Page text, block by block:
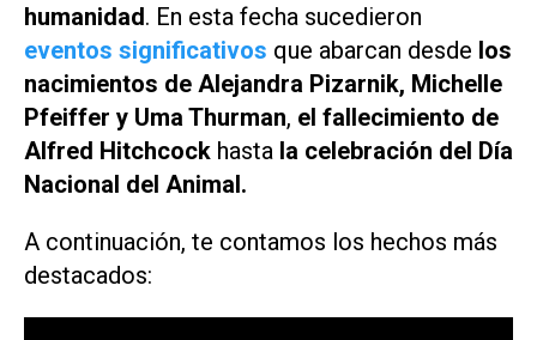
humanidad. En esta fecha sucedieron
eventos significativos que abarcan desde los
nacimientos de Alejandra Pizarnik, Michelle
Pfeiffer y Uma Thurman, el fallecimiento de
Alfred Hitchcock hasta la celebración del Día
Nacional del Animal.
A continuación, te contamos los hechos más
destacados: